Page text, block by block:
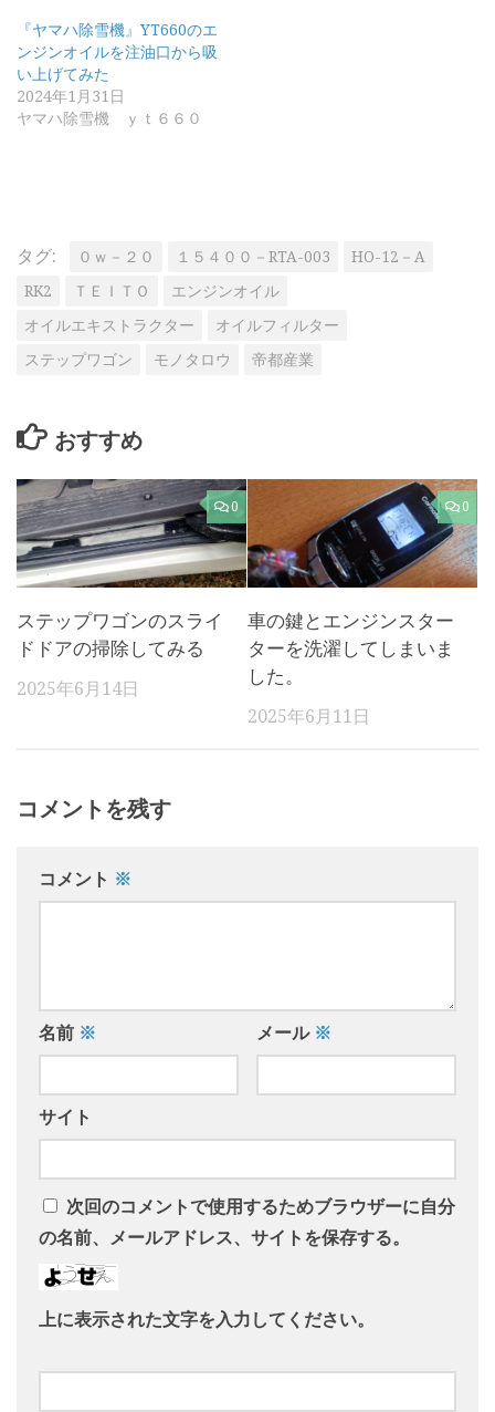
『ヤマハ除雪機』YT660のエ
ンジンオイルを注油口から吸
い上げてみた
2024年1月31日
ヤマハ除雪機 ｙｔ６６０
タグ: ０ｗ－２０ １５４００－RTA-003
HO-12－A
RK2
ＴＥＩＴＯ
エンジンオイル
オイルエキストラクター
オイルフィルター
ステップワゴン
モノタロウ 帝都産業
おすすめ
0
ステップワゴンのスライ
ドドアの掃除してみる
2025年6月14日
0
車の鍵とエンジンスター
ターを洗濯してしまいま
した。
2025年6月11日
コメントを残す
コメント ※
名前 ※ メール ※
サイト
次回のコメントで使用するためブラウザーに自分
の名前、メールアドレス、サイトを保存する。
上に表示された文字を入力してください。